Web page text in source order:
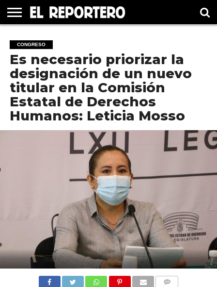
ELECCIÓN
2021
PRINCIPAL
MÉXICO
INTERNACIONAL
#UNMUNDOFELIZ
CULTURA
CINE
CONGRESO
Es necesario priorizar la
designación de un nuevo
titular en la Comisión
Estatal de Derechos
Humanos: Leticia Mosso